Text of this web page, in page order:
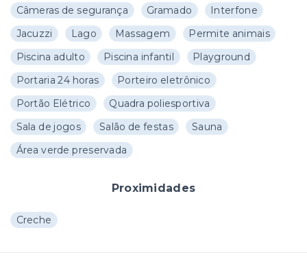
Câmeras de segurança
Gramado
Interfone
Jacuzzi
Lago Massagem
Permite animais
Piscina adulto
Piscina infantil
Playground
Portaria 24 horas
Porteiro eletrônico
Portão Elétrico
Quadra poliesportiva
Sala de jogos
Salão de festas
Sauna
Área verde preservada
Proximidades
Creche